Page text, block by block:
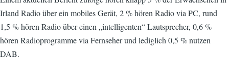
Irland Radio über ein mobiles Gerät, 2 % hören Radio via PC, rund
1,5 % hören Radio über einen „intelligenten“ Lautsprecher, 0,6 %
hören Radioprogramme via Fernseher und lediglich 0,5 % nutzen
DAB.